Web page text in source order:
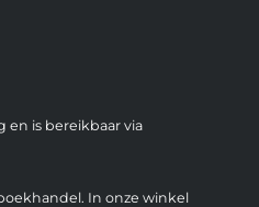
en is bereikbaar via
In onze winkel